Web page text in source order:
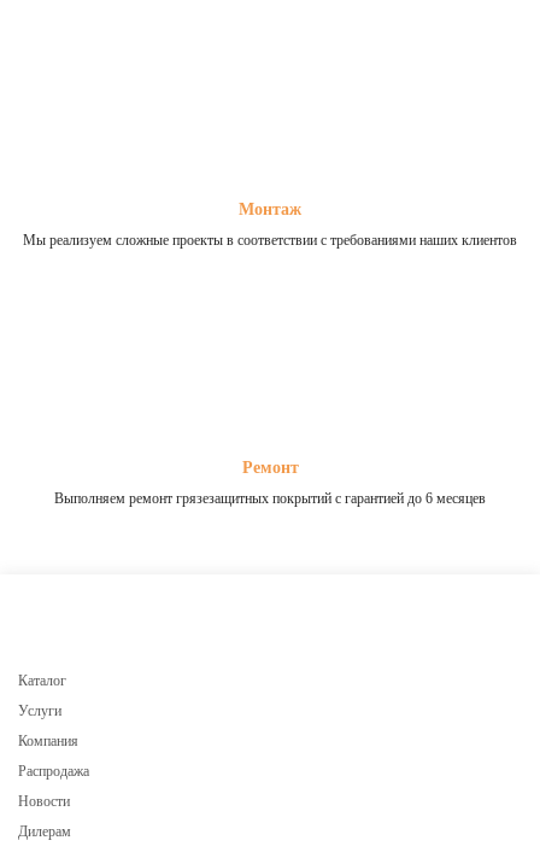
Монтаж
Мы реализуем сложные проекты в соответствии с требованиями наших клиентов
Ремонт
Выполняем ремонт грязезащитных покрытий с гарантией до 6 месяцев
Каталог
Услуги
Компания
Распродажа
Новости
Дилерам